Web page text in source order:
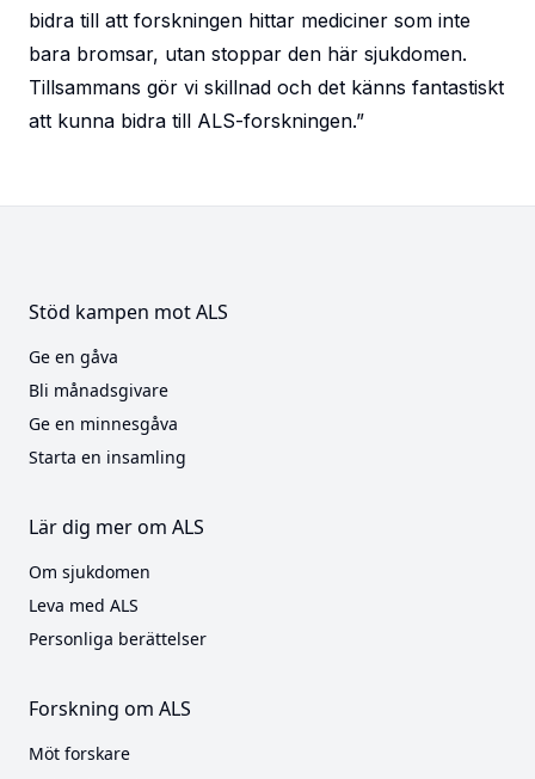
bidra till att forskningen hittar mediciner som inte
bara bromsar, utan stoppar den här sjukdomen.
Tillsammans gör vi skillnad och det känns fantastiskt
att kunna bidra till ALS-forskningen.”
Stöd kampen mot ALS
Ge en gåva
Bli månadsgivare
Ge en minnesgåva
Starta en insamling
Lär dig mer om ALS
Om sjukdomen
Leva med ALS
Personliga berättelser
Forskning om ALS
Möt forskare